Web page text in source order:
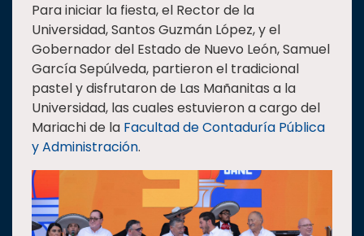
Responsabilidad
social
Vinculación
Historia
Universiada
Nacional
Para iniciar la fiesta, el Rector de la
Universidad, Santos Guzmán López, y el
Gobernador del Estado de Nuevo León, Samuel
García Sepúlveda, partieron el tradicional
pastel y disfrutaron de Las Mañanitas a la
Universidad, las cuales estuvieron a cargo del
Mariachi de la Facultad de Contaduría Pública
y Administración.